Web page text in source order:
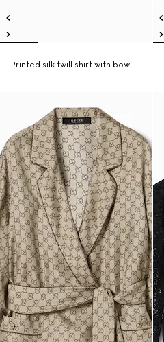
Printed silk twill shirt with bow